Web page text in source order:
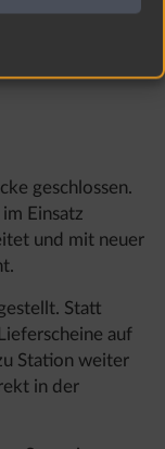
geschlossen.
Einsatz
und mit neuer
Statt
auf
Station weiter
in der